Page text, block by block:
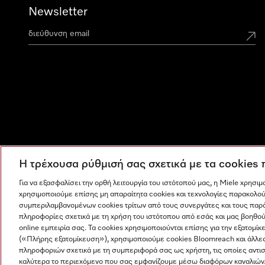
Newsletter
Η εταιρεία μας Όροι και Προϋποθέσεις Προστασία
Η τρέχουσα ρύθμισή σας σχετικά με τα
Για να εξασφαλίσει την ορθή λειτουργία του ιστότοπού μας, η Miele
χρησιμοποιούμε επίσης μη απαραίτητα cookies και τεχνολογίες
συμπεριλαμβανομένων cookies τρίτων από τους συνεργάτες και τους
πληροφορίες σχετικά με τη χρήση του ιστότοπου από εσάς και μας
online εμπειρία σας. Τα cookies χρησιμοποιούνται επίσης για την
(«Πλήρης εξατομίκευση»), χρησιμοποιούμε cookies Bloomreach και
πληροφοριών σχετικά με τη συμπεριφορά σας ως χρήστη, τις οποίες
καλύτερα το περιεχόμενο που σας εμφανίζουμε μέσω διαφόρων